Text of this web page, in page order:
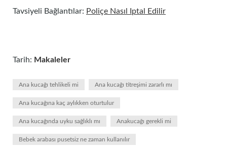
Tavsiyeli Bağlantılar: Poliçe Nasıl Iptal Edilir
Tarih: Makaleler
Ana kucağı tehlikeli mi Ana kucağı titreşimi zararlı mı
Ana kucağına kaç aylıkken oturtulur
Ana kucağında uyku sağlıklı mı Anakucağı gerekli mi
Bebek arabası pusetsiz ne zaman kullanılır